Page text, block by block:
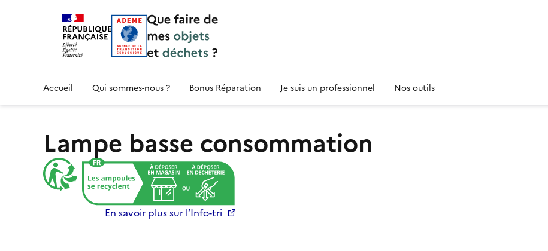
Accueil — Que Faire de mes objets & déchets
Accueil Qui sommes-nous ? Bonus Réparation Je suis un professionnel Nos outils
Lampe basse consommation
En savoir plus sur l’Info-tri